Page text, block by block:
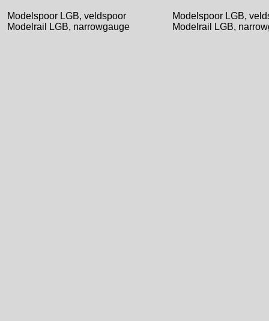
Modelspoor LGB, veldspoor
Modelrail LGB, narrowgauge
Modelspoor LGB,
Modelrail LGB,